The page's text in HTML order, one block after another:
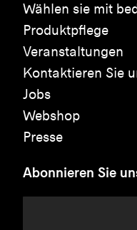
Wählen sie mit
Produktpflege
Veranstaltungen
Kontaktieren Sie
Jobs
Webshop
Presse
Abonnieren Sie